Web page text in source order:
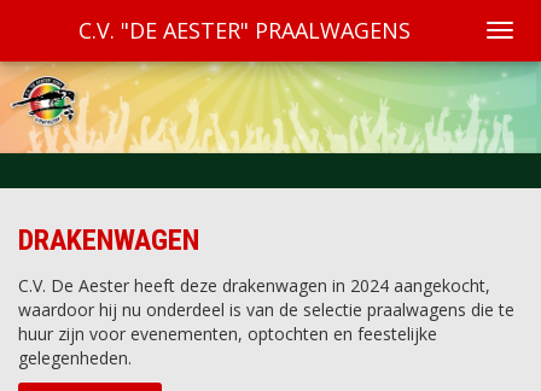
C.V. "DE AESTER" PRAALWAGENS
DRAKENWAGEN
C.V. De Aester heeft deze drakenwagen in 2024 aangekocht,
waardoor hij nu onderdeel is van de selectie praalwagens die te
huur zijn voor evenementen, optochten en feestelijke
gelegenheden.